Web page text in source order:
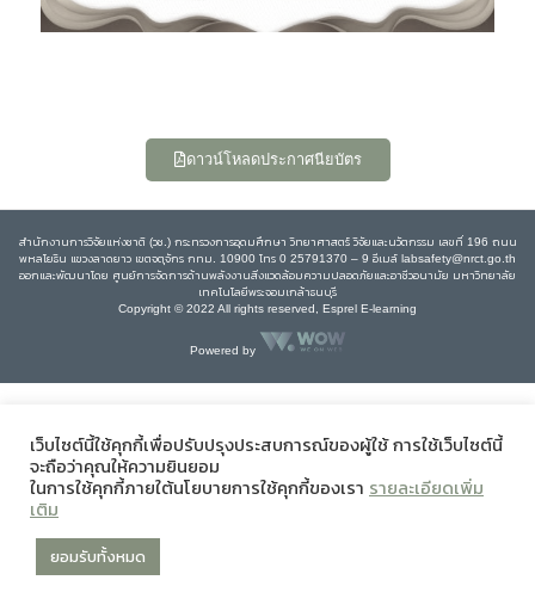
ดาวน์โหลดประกาศนียบัตร
สำนักงานการวิจัยแห่งชาติ (วช.) กระทรวงการอุดมศึกษา วิทยาศาสตร์ วิจัยและนวัตกรรม เลขที่ 196 ถนน
พหลโยธิน แขวงลาดยาว เขตจตุจักร กทม. 10900 โทร 0 25791370 – 9 อีเมล์ labsafety@nrct.go.th
ออกและพัฒนาโดย ศูนย์การจัดการด้านพลังงานสิ่งแวดล้อมความปลอดภัยและอาชีวอนามัย มหาวิทยาลัย
เทคโนโลยีพระจอมเกล้าธนบุรี
Copyright © 2022 All rights reserved, Esprel E-learning
Powered by
เว็บไซต์นี้ใช้คุกกี้เพื่อปรับปรุงประสบการณ์ของผู้ใช้ การใช้เว็บไซต์นี้
จะถือว่าคุณให้ความยินยอม
ในการใช้คุกกี้ภายใต้นโยบายการใช้คุกกี้ของเรา รายละเอียดเพิ่ม
เติม
ยอมรับทั้งหมด